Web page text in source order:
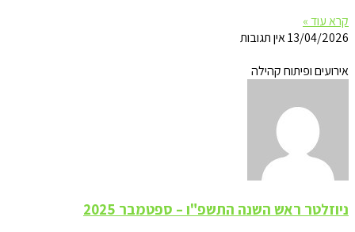
קרא עוד »
13/04/2026אין תגובות
אירועים ופיתוח קהילה
ניוזלטר ראש השנה התשפ"ו – ספטמבר 2025